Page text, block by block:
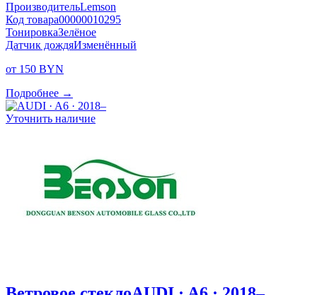
ПроизводительLemson
Код товара00000010295
ТонировкаЗелёное
Датчик дождяИзменённый
от 150 BYN
Подробнее →
Уточнить наличие